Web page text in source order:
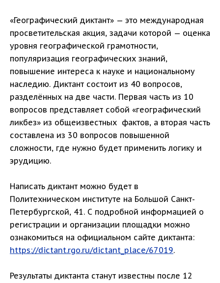
«Географический диктант» — это международная
просветительская акция, задачи которой — оценка
уровня географической грамотности,
популяризация географических знаний,
повышение интереса к науке и национальному
наследию. Диктант состоит из 40 вопросов,
разделённых на две части. Первая часть из 10
вопросов представляет собой «географический
ликбез» из общеизвестных фактов, а вторая часть
составлена из 30 вопросов повышенной
сложности, где нужно будет применить логику и
эрудицию.
Написать диктант можно будет в
Политехническом институте на Большой Санкт-
Петербургской, 41. С подробной информацией о
регистрации и организации площадки можно
ознакомиться на официальном сайте диктанта:
https://dictant.rgo.ru/dictant_place/67019.
Результаты диктанта станут известны после 12